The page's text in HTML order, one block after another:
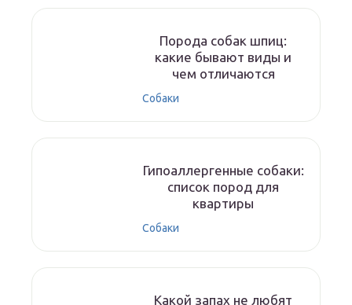
Порода собак шпиц:
какие бывают виды и
чем отличаются
Собаки
Гипоаллергенные собаки:
список пород для
квартиры
Собаки
Какой запах не любят